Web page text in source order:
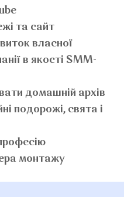
та сайт
власної
в якості SMM-
домашній архів
подорожі, свята і
монтажу